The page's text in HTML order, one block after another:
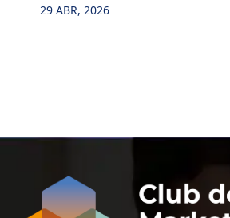
29 ABR, 2026